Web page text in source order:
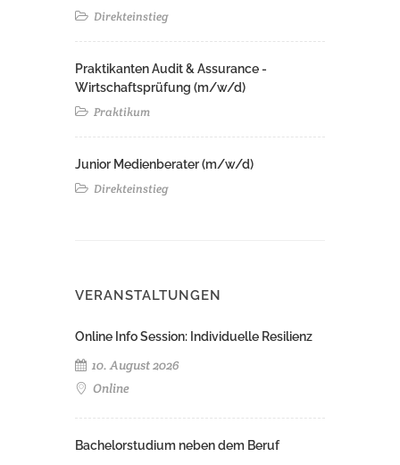
Direkteinstieg
Praktikanten Audit & Assurance -
Wirtschaftsprüfung (m/w/d)
Praktikum
Junior Medienberater (m/w/d)
Direkteinstieg
VERANSTALTUNGEN
Online Info Session: Individuelle Resilienz
10. August 2026
Online
Bachelorstudium neben dem Beruf